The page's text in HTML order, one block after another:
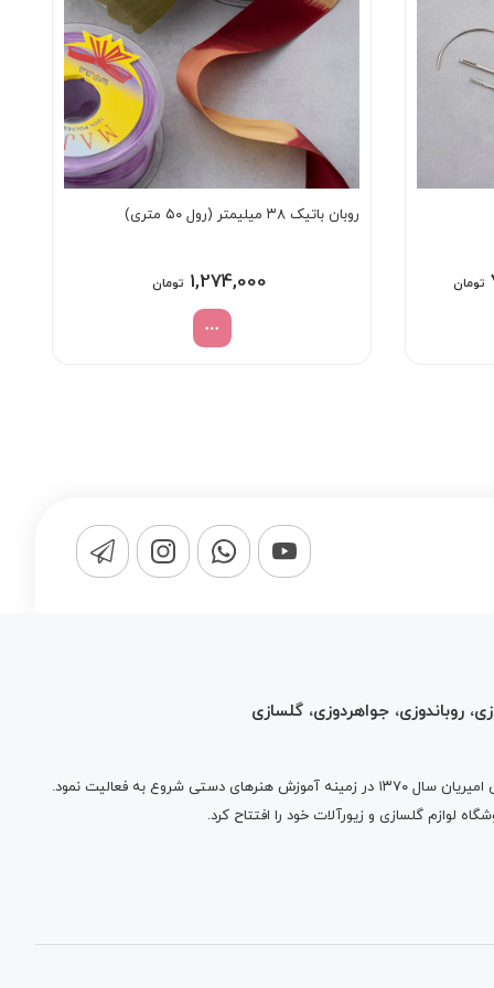
تومانPrice
روبان باتیک ۳۸ میلیمتر (رول ۵۰ متری)
1,274,000 تومان
روباندوزی، جواهردوزی، گلسازی
برند ابریشم توسط بانوی کار آفرین، آفاق امیریان سال ۱۳۷۰ در زمینه آموزش هنرهای دستی شروع به فعالیت نمود.